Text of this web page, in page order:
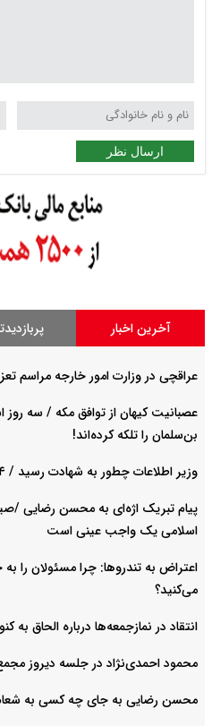
ارسال نظر
آخرین اخبار
عراقچی در وزارت امور خارجه مراسم
عصبانیت کیهان از توافق مکه / سه روز
بن‌سلمان را تلکه کرده‌اند!
وزیر اطلاعات چطور به شهادت رسید / ۴ سوقصد تا شهادت
پیام تبریک اژه‌ای به محسن رضایی /
اسلامی یک واجب عینی است
اعتراض به تندروها: چرا مسئولان را
می‌کنید؟
انتقاد در نمازجمعه‌ها درباره الحاق به
محمود احمدی‌نژاد در جلسه
محسن رضایی به جای چه کسی به